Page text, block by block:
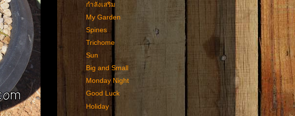
กำลังเสริม
My Garden
Spines
Trichome
Sun
Big and Small
Monday Night
Good Luck
Holiday